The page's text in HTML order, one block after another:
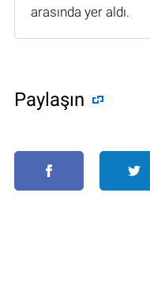
arasında yer aldı.
Paylaşın